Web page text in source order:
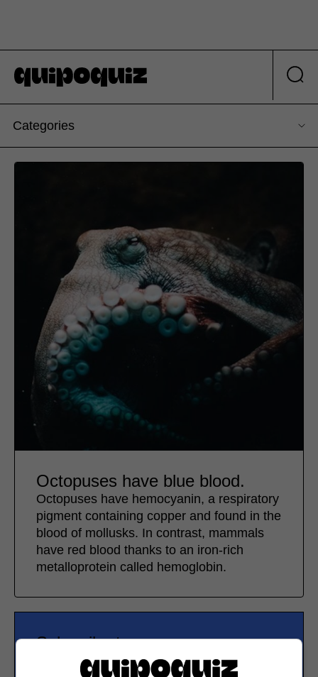
Categories
Octopuses have blue blood.
Octopuses have hemocyanin, a respiratory
pigment containing copper and found in the
blood of mollusks. In contrast, mammals
have red blood thanks to an iron-rich
metalloprotein called hemoglobin.
Subscribe to our
newsletter